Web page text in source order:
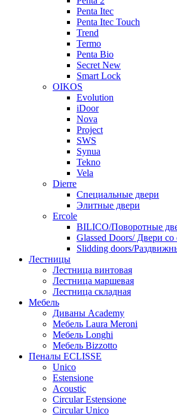
Penta Itec
Penta Itec Touch
Trend
Termo
Penta Bio
Secret New
Smart Lock
OIKOS
Evolution
iDoor
Nova
Project
SWS
Synua
Tekno
Vela
Dierre
Специальные двери
Элитные двери
Ercole
BILICO/Поворотные
Glassed Doors/ Двери со
Slidding doors/
Лестницы
Лестница винтовая
Лестница маршевая
Лестница складная
Мебель
Диваны Academy
Мебель Laura Meroni
Мебель Longhi
Мебель Bizzotto
Пеналы ECLISSE
Unico
Estensione
Acoustic
Circular Estensione
Circular Unico